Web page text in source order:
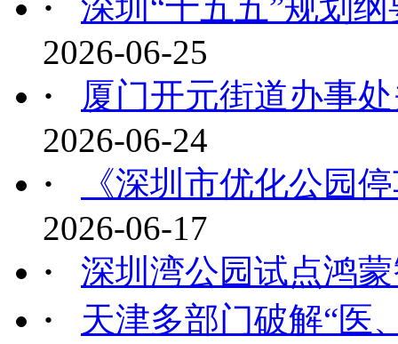
2026-06-25
·
厦门开元街道办事
2026-06-24
·
《深圳市优化公园
2026-06-17
·
深圳湾公园试点鸿
·
天津多部门破解“医